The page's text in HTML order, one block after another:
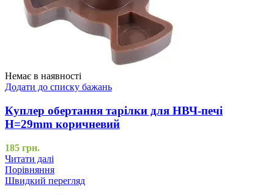
Немає в наявності
Додати до списку бажань
Куплер обертання тарілки для НВЧ-печі
H=29mm коричневий
185 грн.
Читати далі
Порівняння
Швидкий перегляд